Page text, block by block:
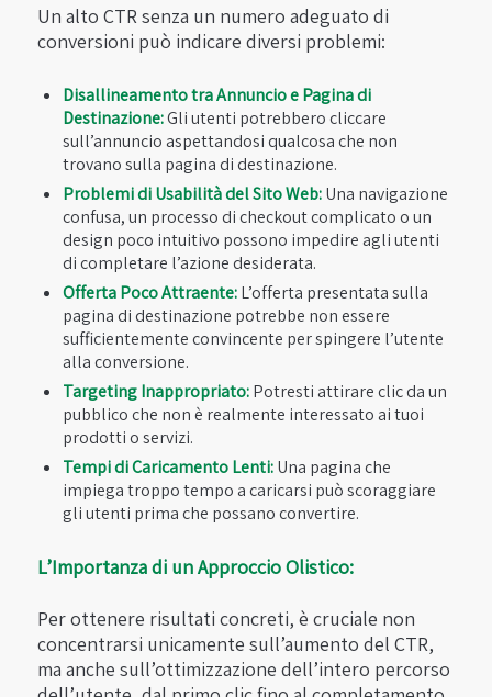
Un alto CTR senza un numero adeguato di
conversioni può indicare diversi problemi:
Disallineamento tra Annuncio e Pagina di
Destinazione:Gli utenti potrebbero cliccare
sull’annuncio aspettandosi qualcosa che non
trovano sulla pagina di destinazione.
Problemi di Usabilità del Sito Web:Una navigazione
confusa, un processo di checkout complicato o un
design poco intuitivo possono impedire agli utenti
di completare l’azione desiderata.
Offerta Poco Attraente:L’offerta presentata sulla
pagina di destinazione potrebbe non essere
sufficientemente convincente per spingere l’utente
alla conversione.
Targeting Inappropriato:Potresti attirare clic da un
pubblico che non è realmente interessato ai tuoi
prodotti o servizi.
Tempi di Caricamento Lenti:Una pagina che
impiega troppo tempo a caricarsi può scoraggiare
gli utenti prima che possano convertire.
L’Importanza di un Approccio Olistico:
Per ottenere risultati concreti, è cruciale non
concentrarsi unicamente sull’aumento del CTR,
ma anche sull’ottimizzazione dell’intero percorso